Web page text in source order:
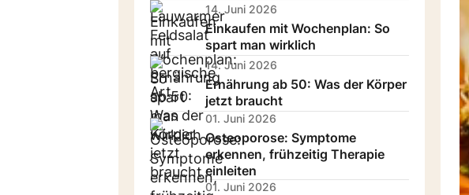
14. Juni 2026
Einkaufen mit Wochenplan: So
spart man wirklich
14. Juni 2026
Ernährung ab 50: Was der Körper
jetzt braucht
01. Juni 2026
Osteoporose: Symptome
erkennen, frühzeitig Therapie
einleiten
01. Juni 2026